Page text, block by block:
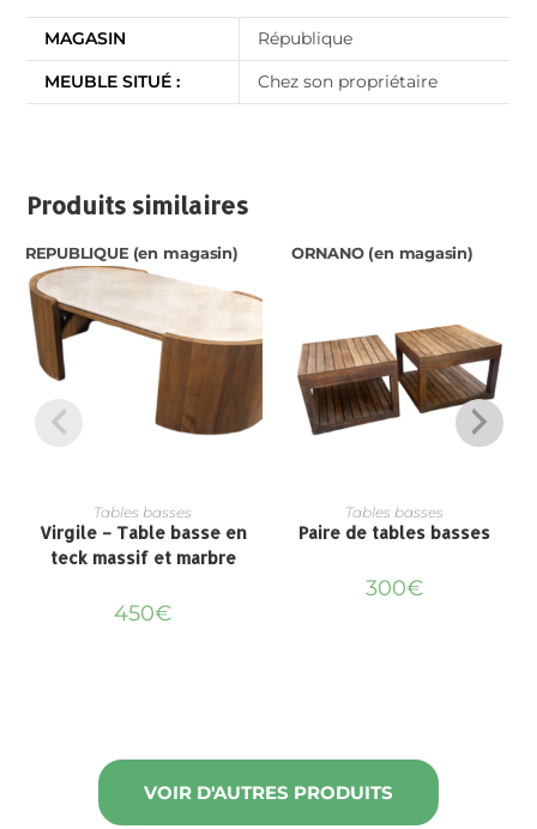
MAGASIN
République
MEUBLE SITUÉ :
Chez son propriétaire
Produits similaires
REPUBLIQUE (en magasin)
Tables basses
Virgile – Table basse en
teck massif et marbre
450€
ORNANO (en magasin)
Tables basses
Paire de tables basses
300€
VOIR D'AUTRES PRODUITS